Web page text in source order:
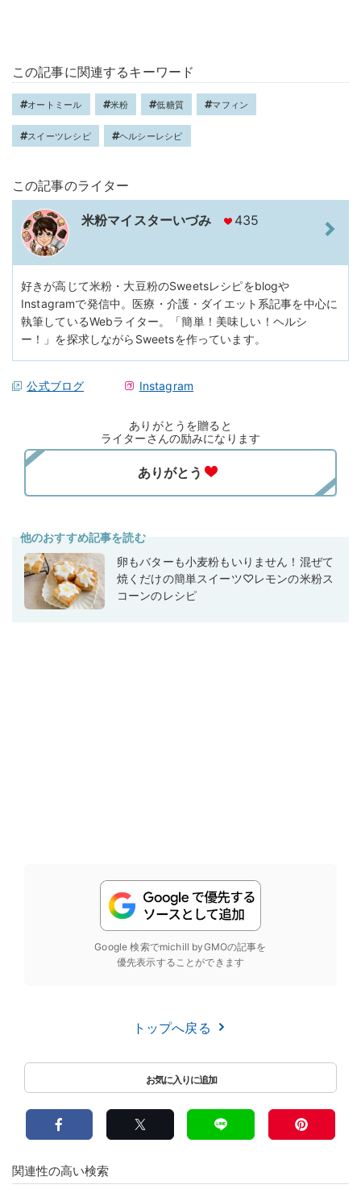
この記事に関連するキーワード
オートミール 米粉 低糖質 マフィン
スイーツレシピ ヘルシーレシピ
この記事のライター
米粉マイスターいづみ 435
好きが高じて米粉・大豆粉のSweetsレシピをblogや
Instagramで発信中。医療・介護・ダイエット系記事を中心に
執筆しているWebライター。「簡単！美味しい！ヘルシ
ー！」を探求しながらSweetsを作っています。
公式ブログ Instagram
ありがとうを贈ると
ライターさんの励みになります
他のおすすめ記事を読む
卵もバターも小麦粉もいりません！混ぜて
焼くだけの簡単スイーツ♡レモンの米粉ス
コーンのレシピ
Google 検索でmichill byGMOの記事を
優先表示することができます
トップへ戻る